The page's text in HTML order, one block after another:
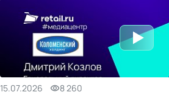
15.07.2026 8 260